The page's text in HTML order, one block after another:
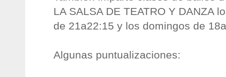
LA SALSA DE TEATRO Y DANZA
de 21a22:15 y los domingos de
Algunas puntualizaciones: